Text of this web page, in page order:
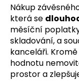
Nákup
která se
měsíční
skladování, a
kanceláři.
hodnotu
prostor a